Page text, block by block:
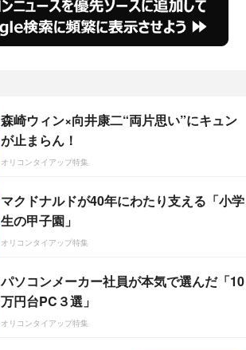
森崎ウィン×向井康二“両片思い”にキュン
が止まらん！
オリコンタイアップ特集
マクドナルドが40年にわたり支える「小学
生の甲子園」
オリコンタイアップ特集
パソコンメーカー社員が本気で選んだ「10
万円台PC３選」
オリコンタイアップ特集